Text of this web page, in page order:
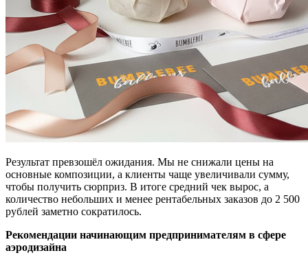
Результат превзошёл ожидания. Мы не снижали цены на
основные композиции, а клиенты чаще увеличивали сумму,
чтобы получить сюрприз. В итоге средний чек вырос, а
количество небольших и менее рентабельных заказов до 2 500
рублей заметно сократилось.
Рекомендации начинающим предпринимателям в сфере
аэродизайна